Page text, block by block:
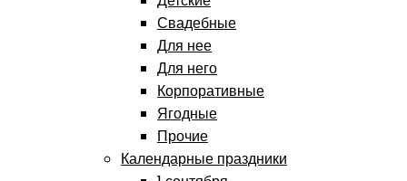
Свадебные
Для нее
Для него
Корпоративные
Ягодные
Прочие
Календарные праздники